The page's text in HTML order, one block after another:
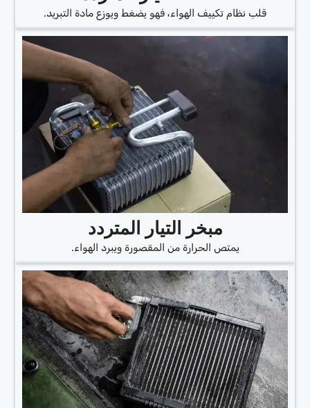
قلب نظام تكييف الهواء، فهو يضغط ويوزع مادة التبريد.
مبخر التيار المتردد
يمتص الحرارة من المقصورة ويبرد الهواء.